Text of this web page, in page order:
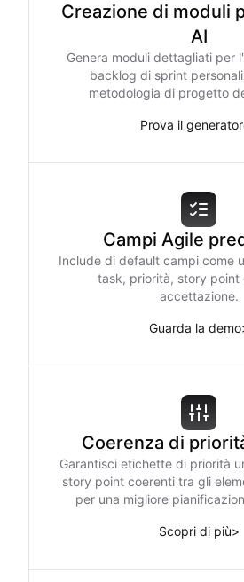
Creazione di moduli
AI
Genera moduli dettagliati per
backlog di sprint
metodologia di progetto
Prova il
Campi Agile
Include di default campi come
task, priorità, story point
accettazione.
Guarda la demo
Coerenza di
Garantisci etichette di priorità
story point coerenti tra gli
per una migliore
Scopri di più>